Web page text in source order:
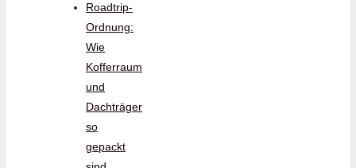
Roadtrip-
Ordnung:
Wie
Kofferraum
und
Dachträger
so
gepackt